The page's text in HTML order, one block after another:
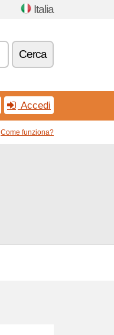
Italia
Cerca
Accedi
Come funziona?